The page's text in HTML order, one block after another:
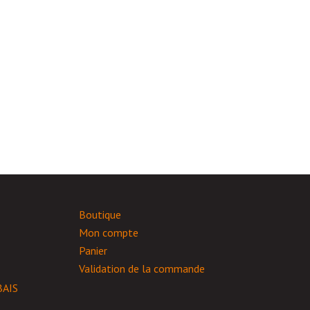
Boutique
Mon compte
Panier
Validation de la commande